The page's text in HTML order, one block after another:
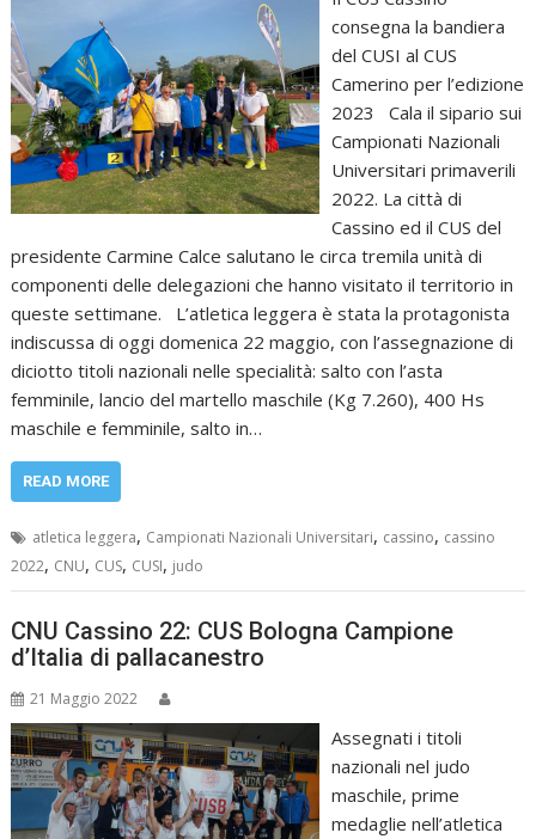
consegna la bandiera
del CUSI al CUS
Camerino per l’edizione
2023 Cala il sipario sui
Campionati Nazionali
Universitari primaverili
2022. La città di
Cassino ed il CUS del
presidente Carmine Calce salutano le circa tremila unità di
componenti delle delegazioni che hanno visitato il territorio in
queste settimane. L’atletica leggera è stata la protagonista
indiscussa di oggi domenica 22 maggio, con l’assegnazione di
diciotto titoli nazionali nelle specialità: salto con l’asta
femminile, lancio del martello maschile (Kg 7.260), 400 Hs
maschile e femminile, salto in…
READ MORE
atletica leggera, Campionati Nazionali Universitari, cassino, cassino
2022, CNU, CUS, CUSI, judo
CNU Cassino 22: CUS Bologna Campione
d’Italia di pallacanestro
21 Maggio 2022
Assegnati i titoli
nazionali nel judo
maschile, prime
medaglie nell’atletica